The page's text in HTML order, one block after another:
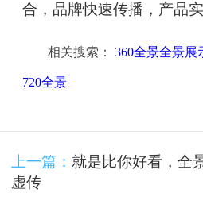
合，品牌快速传播，产品实
相关搜索： 360全景全景展
720全景
上一篇： 就是比你好看，全
虚传